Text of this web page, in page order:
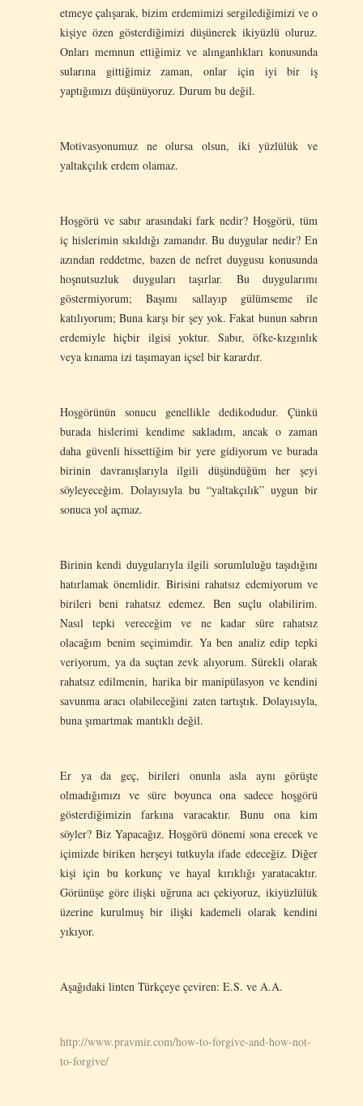
etmeye çalışarak, bizim erdemimizi sergilediğimizi ve o
kişiye özen gösterdiğimizi düşünerek ikiyüzlü oluruz.
Onları memnun ettiğimiz ve alınganlıkları konusunda
sularına gittiğimiz zaman, onlar için iyi bir iş
yaptığımızı düşünüyoruz. Durum bu değil.
Motivasyonumuz ne olursa olsun, iki yüzlülük ve
yaltakçılık erdem olamaz.
Hoşgörü ve sabır arasındaki fark nedir? Hoşgörü, tüm
iç hislerimin sıkıldığı zamandır. Bu duygular nedir? En
azından reddetme, bazen de nefret duygusu konusunda
hoşnutsuzluk duyguları taşırlar. Bu duygularımı
göstermiyorum; Başımı sallayıp gülümseme ile
katılıyorum; Buna karşı bir şey yok. Fakat bunun sabrın
erdemiyle hiçbir ilgisi yoktur. Sabır, öfke-kızgınlık
veya kınama izi taşımayan içsel bir karardır.
Hoşgörünün sonucu genellikle dedikodudur. Çünkü
burada hislerimi kendime sakladım, ancak o zaman
daha güvenli hissettiğim bir yere gidiyorum ve burada
birinin davranışlarıyla ilgili düşündüğüm her şeyi
söyleyeceğim. Dolayısıyla bu “yaltakçılık” uygun bir
sonuca yol açmaz.
Birinin kendi duygularıyla ilgili sorumluluğu taşıdığını
hatırlamak önemlidir. Birisini rahatsız edemiyorum ve
birileri beni rahatsız edemez. Ben suçlu olabilirim.
Nasıl tepki vereceğim ve ne kadar süre rahatsız
olacağım benim seçimimdir. Ya ben analiz edip tepki
veriyorum, ya da suçtan zevk alıyorum. Sürekli olarak
rahatsız edilmenin, harika bir manipülasyon ve kendini
savunma aracı olabileceğini zaten tartıştık. Dolayısıyla,
buna şımartmak mantıklı değil.
Er ya da geç, birileri onunla asla aynı görüşte
olmadığımızı ve süre boyunca ona sadece hoşgörü
gösterdiğimizin farkına varacaktır. Bunu ona kim
söyler? Biz Yapacağız. Hoşgörü dönemi sona erecek ve
içimizde biriken herşeyi tutkuyla ifade edeceğiz. Diğer
kişi için bu korkunç ve hayal kırıklığı yaratacaktır.
Görünüşe göre ilişki uğruna acı çekiyoruz, ikiyüzlülük
üzerine kurulmuş bir ilişki kademeli olarak kendini
yıkıyor.
Aşağıdaki linten Türkçeye çeviren: E.S. ve A.A.
http://www.pravmir.com/how-to-forgive-and-how-not-
to-forgive/